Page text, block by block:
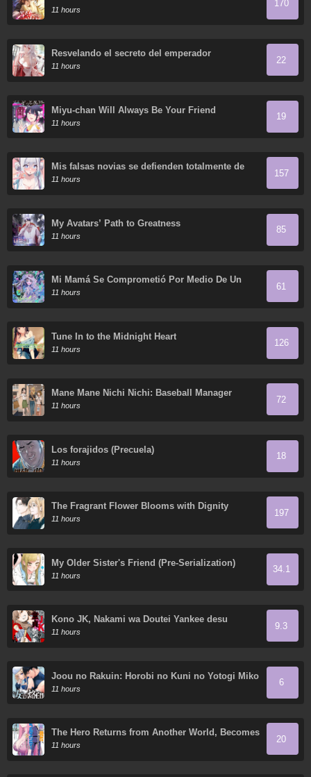
11 hours
170
Resvelando el secreto del emperador
11 hours
22
Miyu-chan Will Always Be Your Friend
11 hours
19
Mis falsas novias se defienden totalmente de
sus ataques.
11 hours
157
My Avatars’ Path to Greatness
11 hours
85
Mi Mamá Se Comprometió Por Medio De Un
Acuerdo
11 hours
61
Tune In to the Midnight Heart
11 hours
126
Mane Mane Nichi Nichi: Baseball Manager
Everyday
11 hours
72
Los forajidos (Precuela)
11 hours
18
The Fragrant Flower Blooms with Dignity
11 hours
197
My Older Sister's Friend (Pre-Serialization)
11 hours
34.1
Kono JK, Nakami wa Doutei Yankee desu
11 hours
9.3
Joou no Rakuin: Horobi no Kuni no Yotogi Miko
11 hours
6
The Hero Returns from Another World, Becomes
an Influencer, and Earns Money in the Real
World, Where Dungeons have Appeared!
11 hours
20